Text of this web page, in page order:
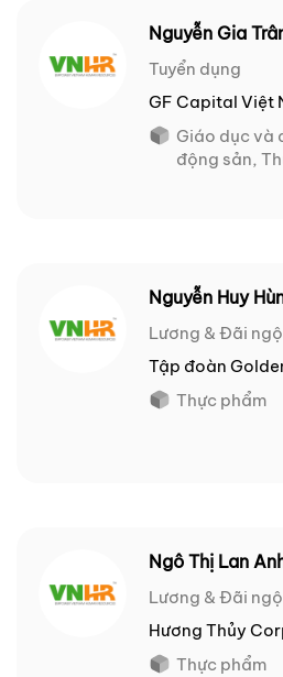
Nguyễn Gia
Tuyển dụng
GF Capital Việt
Giáo dục
động sản,
Nguyễn Huy
Lương & Đãi ngộ
Tập đoàn
Thực phẩm
Ngô Thị Lan
Lương & Đãi ngộ
Hương Thủy
Thực phẩm